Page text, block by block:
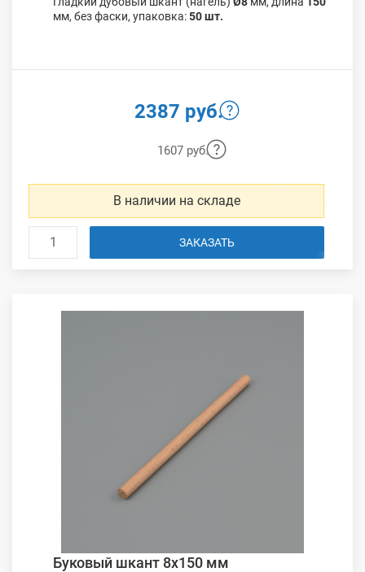
мм, без фаски, упаковка:50 шт.
2387 руб.
1607 руб.
В наличии на складе
ЗАКАЗАТЬ
Буковый шкант 8х150 мм